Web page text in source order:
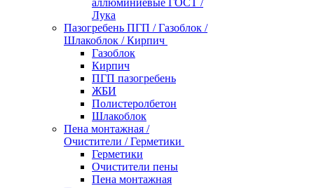
аллюминиевые ГОСТ /
Лука
Пазогребень ПГП / Газоблок /
Шлакоблок / Кирпич
Газоблок
Кирпич
ПГП пазогребень
ЖБИ
Полистеролбетон
Шлакоблок
Пена монтажная /
Очистители / Герметики
Герметики
Очистители пены
Пена монтажная